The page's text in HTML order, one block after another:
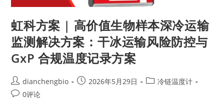
虹科方案 | 高价值生物样本深冷运输
监测解决方案：干冰运输风险防控与
GxP 合规温度记录方案
dianchengbio 2026年5月29日
冷链温度计
0评论